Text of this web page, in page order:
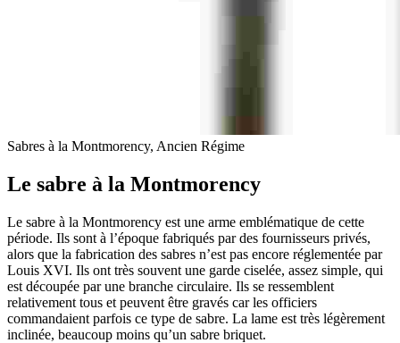
Sabres à la Montmorency, Ancien Régime
Le sabre à la Montmorency
Le sabre à la Montmorency est une arme emblématique de cette
période. Ils sont à l’époque fabriqués par des fournisseurs privés,
alors que la fabrication des sabres n’est pas encore réglementée par
Louis XVI. Ils ont très souvent une garde ciselée, assez simple, qui
est découpée par une branche circulaire. Ils se ressemblent
relativement tous et peuvent être gravés car les officiers
commandaient parfois ce type de sabre. La lame est très légèrement
inclinée, beaucoup moins qu’un sabre briquet.